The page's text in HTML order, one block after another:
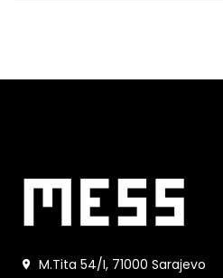
M.Tita 54/I, 71000 Sarajevo